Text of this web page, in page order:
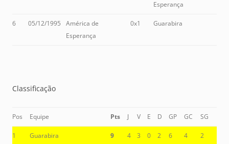
Esperança
6 05/12/1995
América de
Esperança
0x1 Guarabira
Classificação
Pos Equipe Pts J V E D GP GC SG
1 Guarabira 9 4 3 0 2 6 4 2